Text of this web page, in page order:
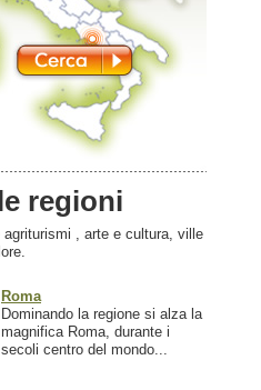
regioni
, arte e cultura, ville
Roma
Dominando la regione si alza la
magnifica Roma, durante i
secoli centro del mondo...